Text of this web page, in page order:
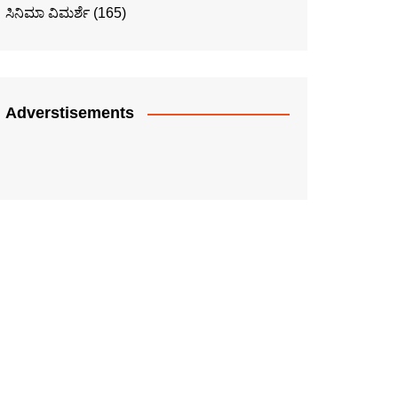
ಸಿನಿಮಾ ವಿಮರ್ಶೆ (165)
Adverstisements